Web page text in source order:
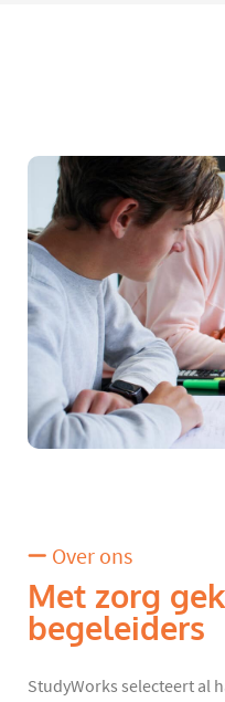
Over ons
Met zorg
begeleiders
StudyWorks selecteert al